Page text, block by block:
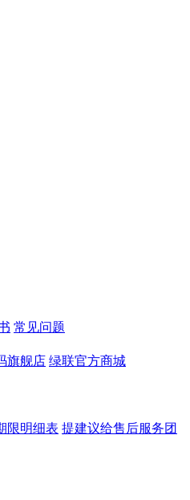
常见问题
旗舰店 绿联官方商城
限明细表 提建议给售后服务团